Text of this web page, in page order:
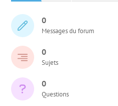
0
Messages du forum
0
Sujets
0
Questions